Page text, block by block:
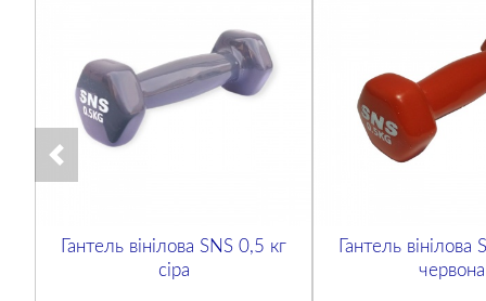
Гантель вінілова SNS 0,5 кг
сіра
Гантель вінілова
червона